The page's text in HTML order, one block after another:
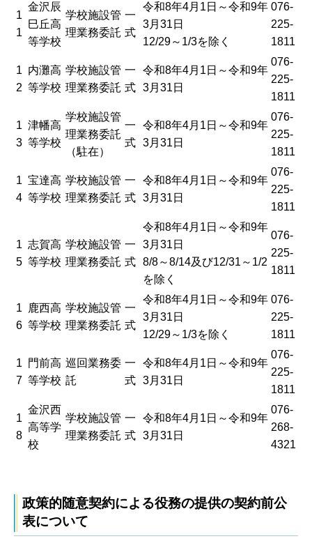
1
1
金沢辰
巳丘高
等学校
学校施設管
理業務委託
一
式
令和8年4月1日～令和9年
3月31日
12/29～1/3を除く
076-
225-
1811
1
2
内灘高
等学校
学校施設管
理業務委託
一
式
令和8年4月1日～令和9年
3月31日
076-
225-
1811
1
3
津幡高
等学校
学校施設管
理業務委託
（駐在）
一
式
令和8年4月1日～令和9年
3月31日
076-
225-
1811
1
4
宝達高
等学校
学校施設管
理業務委託
一
式
令和8年4月1日～令和9年
3月31日
076-
225-
1811
1
5
志賀高
等学校
学校施設管
理業務委託
一
式
令和8年4月1日～令和9年
3月31日
8/8～8/14及び12/31～1/2
を除く
076-
225-
1811
1
6
鹿西高
等学校
学校施設管
理業務委託
一
式
令和8年4月1日～令和9年
3月31日
12/29～1/3を除く
076-
225-
1811
1
7
門前高
等学校
巡回業務委
託
一
式
令和8年4月1日～令和9年
3月31日
076-
225-
1811
1
8
金沢西
高等学
校
学校施設管
理業務委託
一
式
令和8年4月1日～令和9年
3月31日
076-
268-
4321
政策的随意契約による役務の提供の契約前公
表について